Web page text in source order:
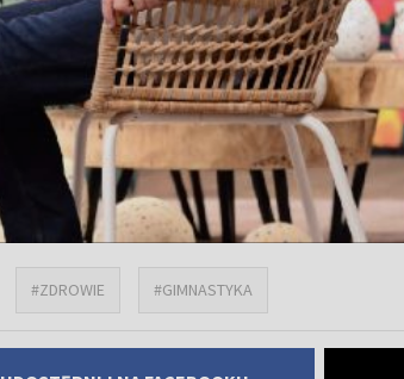
#ZDROWIE #GIMNASTYKA